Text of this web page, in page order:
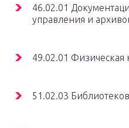
46.02.01
управления и
49.02.01 Физическая
51.02.03